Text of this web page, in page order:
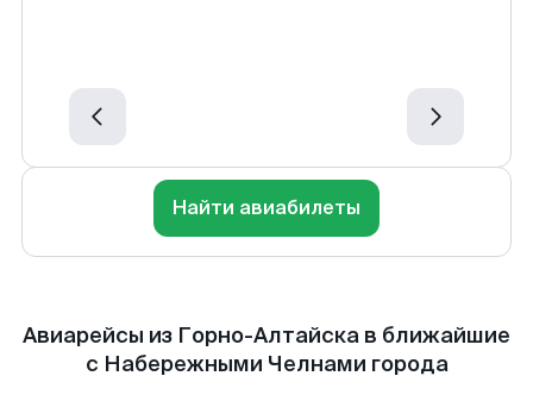
Найти авиабилеты
Авиарейсы из Горно-Алтайска в ближайшие
с Набережными Челнами города